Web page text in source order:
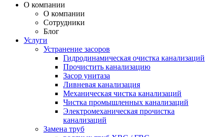
О компании
О компании
Сотрудники
Блог
Услуги
Устранение засоров
Гидродинамическая очистка канализаций
Прочистить канализацию
Засор унитаза
Ливневая канализация
Механическая чистка канализаций
Чистка промышленных канализаций
Электромеханическая прочистка
канализаций
Замена труб